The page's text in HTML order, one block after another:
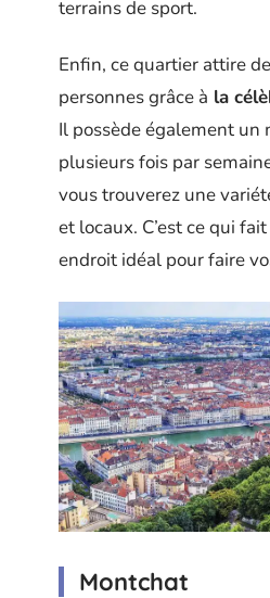
terrains de sport.
Enfin, ce quartier attire
personnes grâce à la
Il possède également un
plusieurs fois par
vous trouverez une
et locaux. C’est ce qui
endroit idéal pour faire
Montchat